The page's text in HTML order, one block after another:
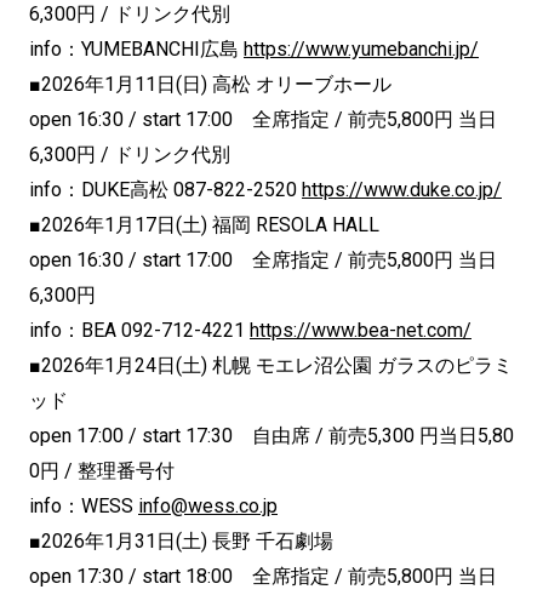
6,300円 / ドリンク代別
info：YUMEBANCHI広島 https://www.yumebanchi.jp/
■2026年1月11日(日) 高松 オリーブホール
open 16:30 / start 17:00 全席指定 / 前売5,800円 当日
6,300円 / ドリンク代別
info：DUKE高松 087-822-2520 https://www.duke.co.jp/
■2026年1月17日(土) 福岡 RESOLA HALL
open 16:30 / start 17:00 全席指定 / 前売5,800円 当日
6,300円
info：BEA 092-712-4221 https://www.bea-net.com/
■2026年1月24日(土) 札幌 モエレ沼公園 ガラスのピラミ
ッド
open 17:00 / start 17:30 自由席 / 前売5,300 円当日5,80
0円 / 整理番号付
info：WESS info@wess.co.jp
■2026年1月31日(土) 長野 千石劇場
open 17:30 / start 18:00 全席指定 / 前売5,800円 当日